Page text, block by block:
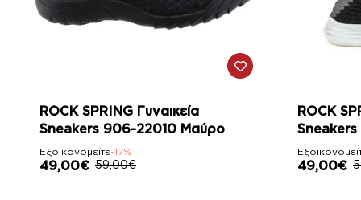
-17%
ROCK SPRING Γυναικεία
Sneakers 906-22010 Μαύρο
Εξοικονομείτε-17%
49,00€ 59,00€
-17%
ROCK
49,00€